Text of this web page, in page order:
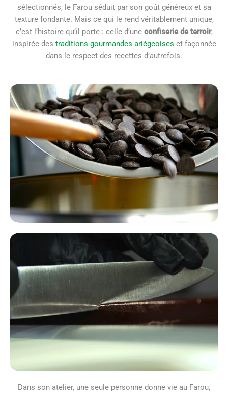
sélectionnés, le Farou séduit par son goût généreux et sa
texture fondante. Mais ce qui le rend véritablement unique,
c’est l’histoire qu’il porte : celle d’uneconfiserie de terroir,
inspirée des traditions gourmandes ariégeoises et façonnée
dans le respect des recettes d’autrefois.
Dans son atelier, une seule personne donne vie au Farou,